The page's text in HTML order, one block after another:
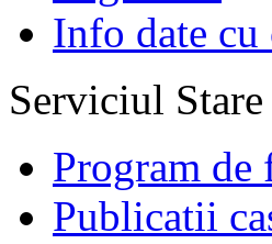
Info date cu
Serviciul
Program de
Publicatii